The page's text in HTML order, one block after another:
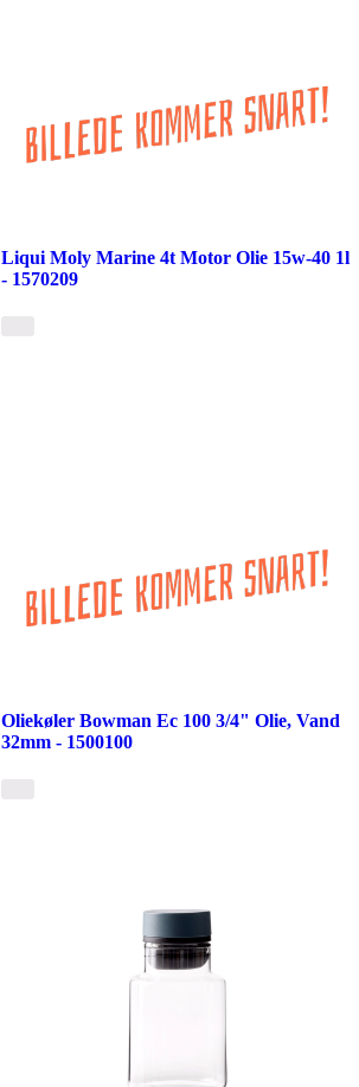
Liqui Moly Marine 4t Motor Olie 15w-40 1l
- 1570209
Oliekøler Bowman Ec 100 3/4" Olie, Vand
32mm - 1500100